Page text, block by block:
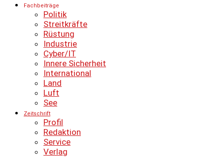
Fachbeiträge
Politik
Streitkräfte
Rüstung
Industrie
Cyber/IT
Innere Sicherheit
International
Land
Luft
See
Zeitschrift
Profil
Redaktion
Service
Verlag